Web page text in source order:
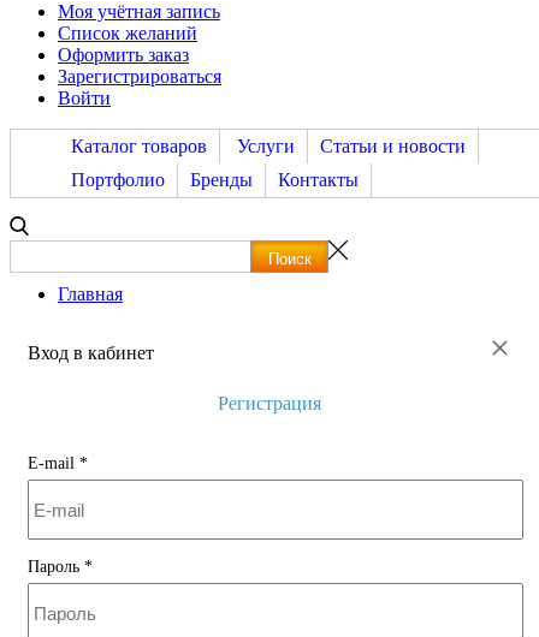
Моя учётная запись
Список желаний
Оформить заказ
Зарегистрироваться
Войти
Каталог товаров Услуги
Статьи и новости
Портфолио
Бренды Контакты
Главная
×
Вход в кабинет
Регистрация
E-mail *
Пароль *